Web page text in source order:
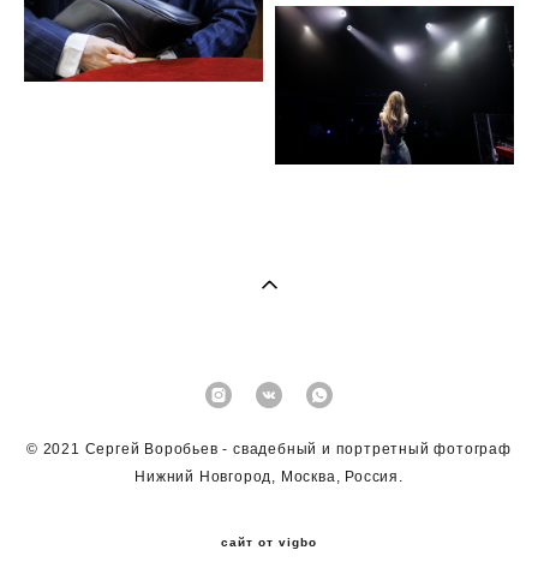
© 2021 Сергей Воробьев - свадебный и портретный фотограф
Нижний Новгород, Москва, Россия.
сайт от vigbo